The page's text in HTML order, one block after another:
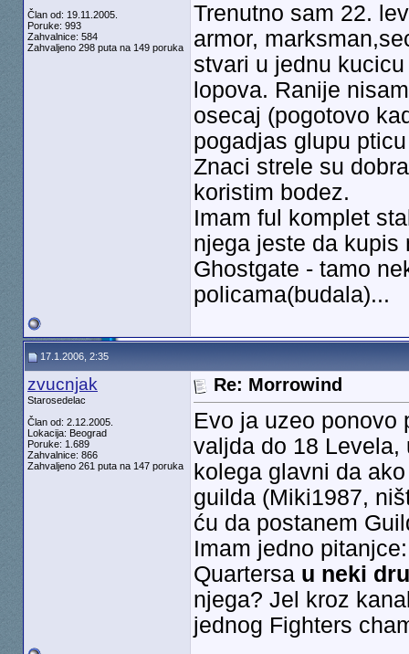
Član od: 19.11.2005.
Poruke: 993
Zahvalnice: 584
Zahvaljeno 298 puta na 149 poruka
Trenutno sam 22.
armor,
stvari u jednu
lopova. Ranije
osecaj (pogotovo
pogadjas glupu
Znaci strele su
koristim bodez.
Imam ful komplet
njega jeste da
Ghostgate - tamo
policama(budala)...
17.1.2006, 2:35
zvucnjak
Starosedelac
Član od: 2.12.2005.
Lokacija: Beograd
Poruke: 1.689
Zahvalnice: 866
Zahvaljeno 261 puta na 147 poruka
Re: Morrowind
Evo ja uzeo ponovo
valjda do 18 Levela,
kolega glavni da
guilda (Miki1987,
ću da postanem
Imam jedno
Quartersa u neki
njega? Jel kroz
jednog Fighters